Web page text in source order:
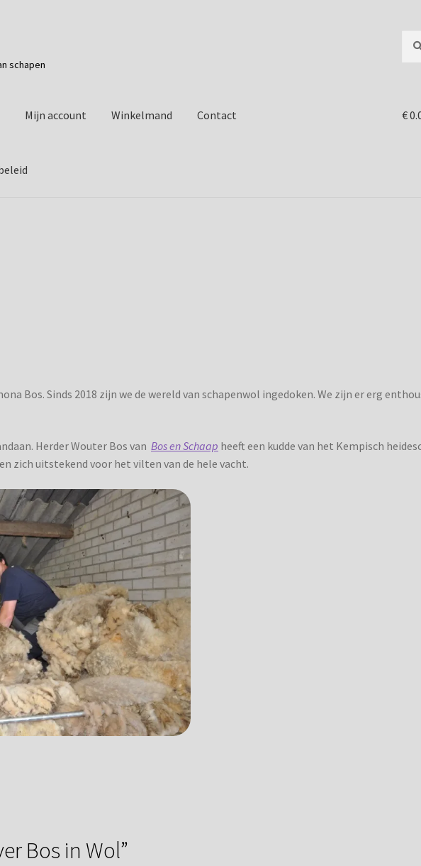
schapen
Mijn account Winkelmand Contact €
Bos. Sinds 2018 zijn we de wereld van schapenwol ingedoken. We zijn er erg
Herder Wouter Bos van Bos en Schaap heeft een kudde van het Kempisch
zich uitstekend voor het vilten van de hele vacht.
Bos in Wol”